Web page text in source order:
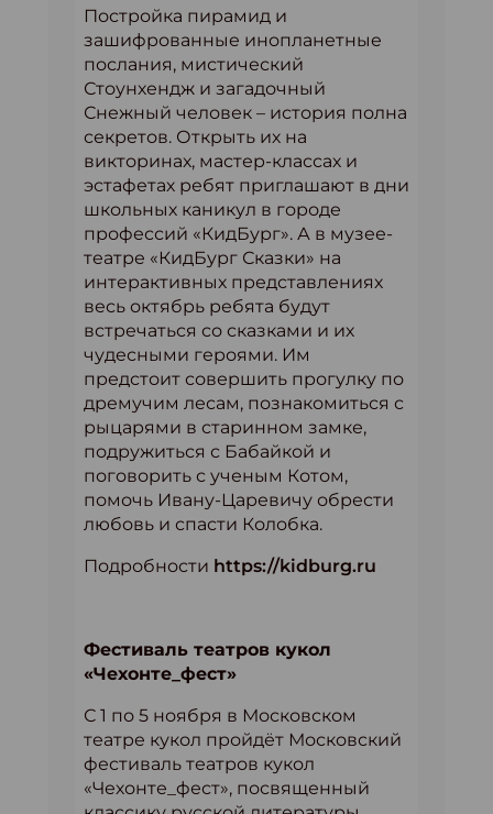
Постройка пирамид и
зашифрованные инопланетные
послания, мистический
Стоунхендж и загадочный
Снежный человек – история полна
секретов. Открыть их на
викторинах, мастер-классах и
эстафетах ребят приглашают в дни
школьных каникул в городе
профессий «КидБург». А в музее-
театре «КидБург Сказки» на
интерактивных представлениях
весь октябрь ребята будут
встречаться со сказками и их
чудесными героями. Им
предстоит совершить прогулку по
дремучим лесам, познакомиться с
рыцарями в старинном замке,
подружиться с Бабайкой и
поговорить с ученым Котом,
помочь Ивану-Царевичу обрести
любовь и спасти Колобка.
Подробности https://kidburg.ru
Фестиваль театров кукол
«Чехонте_фест»
С 1 по 5 ноября в Московском
театре кукол пройдёт Московский
фестиваль театров кукол
«Чехонте_фест», посвященный